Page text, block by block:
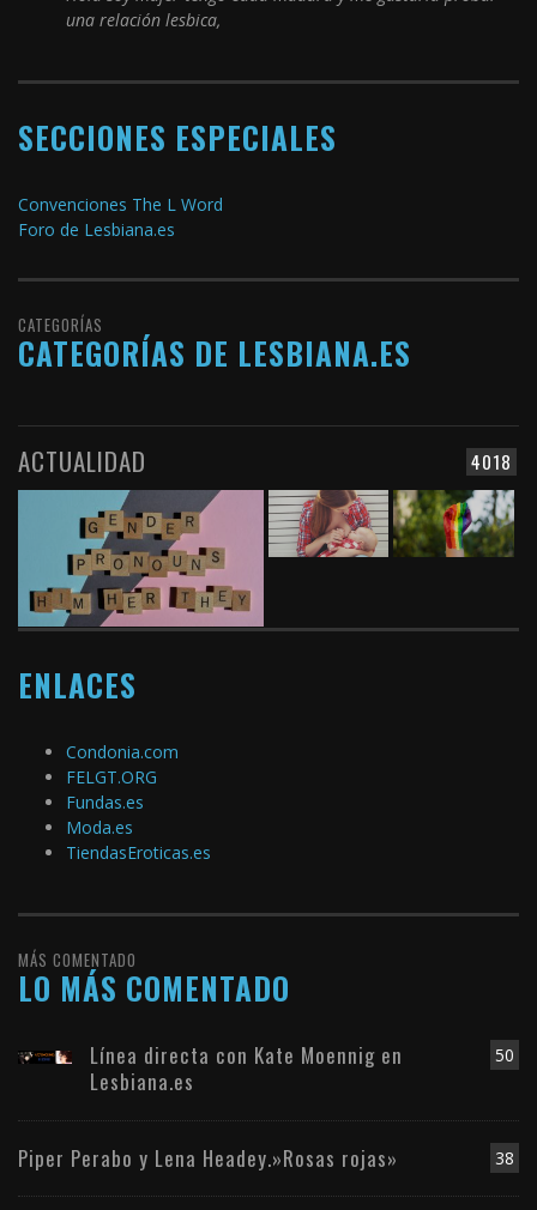
una relación lesbica,
SECCIONES ESPECIALES
Convenciones The L Word
Foro de Lesbiana.es
CATEGORÍAS
CATEGORÍAS DE LESBIANA.ES
4018
ACTUALIDAD
ENLACES
Condonia.com
FELGT.ORG
Fundas.es
Moda.es
TiendasEroticas.es
MÁS COMENTADO
LO MÁS COMENTADO
50
Línea directa con Kate Moennig en
Lesbiana.es
38
Piper Perabo y Lena Headey.»Rosas rojas»